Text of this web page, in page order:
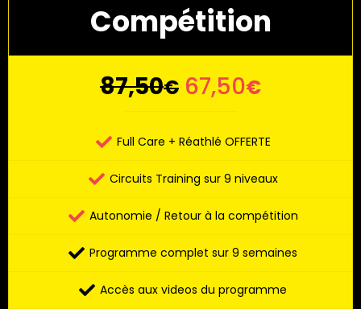
Compétition
87,50€ 67,50€
Full Care + Réathlé OFFERTE
Circuits Training sur 9 niveaux
Autonomie / Retour à la compétition
Programme complet sur 9 semaines
Accès aux videos du programme